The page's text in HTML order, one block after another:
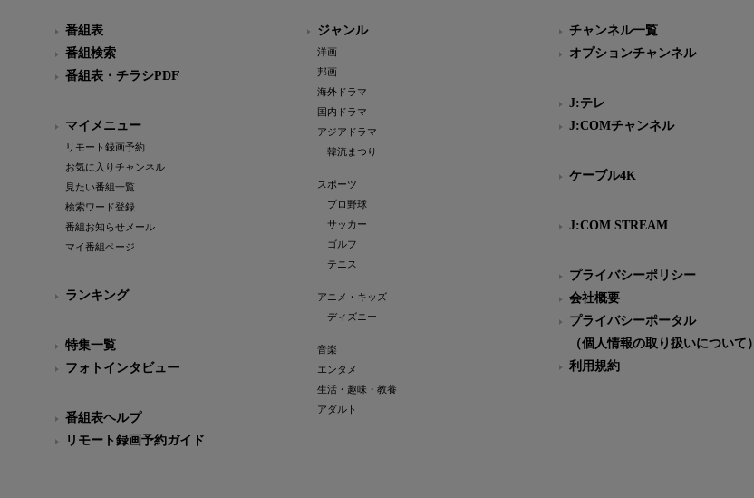
番組表
番組検索
番組表・チラシPDF
マイメニュー
リモート録画予約
お気に入りチャンネル
見たい番組一覧
検索ワード登録
番組お知らせメール
マイ番組ページ
ランキング
特集一覧
フォトインタビュー
番組表ヘルプ
リモート録画予約ガイド
ジャンル
洋画
邦画
海外ドラマ
国内ドラマ
アジアドラマ
韓流まつり
スポーツ
プロ野球
サッカー
ゴルフ
テニス
アニメ・キッズ
ディズニー
音楽
エンタメ
生活・趣味・教養
アダルト
チャンネル一覧
オプションチャンネル
J:テレ
J:COMチャンネル
ケーブル4K
J:COM STREAM
プライバシーポリシー
会社概要
プライバシーポータル
（個人情報の取り扱いについて）
利用規約